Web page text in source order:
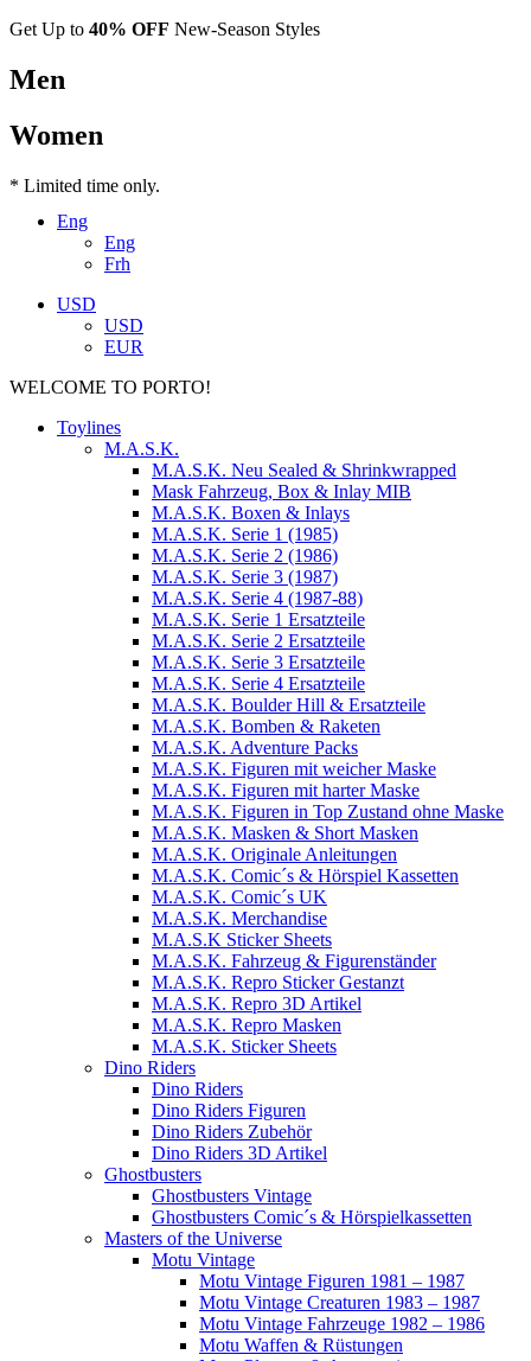
Get Up to 40% OFF New-Season Styles
Men
Women
* Limited time only.
Eng
Eng
Frh
USD
USD
EUR
WELCOME TO PORTO!
Toylines
M.A.S.K.
M.A.S.K. Neu Sealed & Shrinkwrapped
Mask Fahrzeug, Box & Inlay MIB
M.A.S.K. Boxen & Inlays
M.A.S.K. Serie 1 (1985)
M.A.S.K. Serie 2 (1986)
M.A.S.K. Serie 3 (1987)
M.A.S.K. Serie 4 (1987-88)
M.A.S.K. Serie 1 Ersatzteile
M.A.S.K. Serie 2 Ersatzteile
M.A.S.K. Serie 3 Ersatzteile
M.A.S.K. Serie 4 Ersatzteile
M.A.S.K. Boulder Hill & Ersatzteile
M.A.S.K. Bomben & Raketen
M.A.S.K. Adventure Packs
M.A.S.K. Figuren mit weicher Maske
M.A.S.K. Figuren mit harter Maske
M.A.S.K. Figuren in Top Zustand ohne Maske
M.A.S.K. Masken & Short Masken
M.A.S.K. Originale Anleitungen
M.A.S.K. Comic´s & Hörspiel Kassetten
M.A.S.K. Comic´s UK
M.A.S.K. Merchandise
M.A.S.K Sticker Sheets
M.A.S.K. Fahrzeug & Figurenständer
M.A.S.K. Repro Sticker Gestanzt
M.A.S.K. Repro 3D Artikel
M.A.S.K. Repro Masken
M.A.S.K. Sticker Sheets
Dino Riders
Dino Riders
Dino Riders Figuren
Dino Riders Zubehör
Dino Riders 3D Artikel
Ghostbusters
Ghostbusters Vintage
Ghostbusters Comic´s & Hörspielkassetten
Masters of the Universe
Motu Vintage
Motu Vintage Figuren 1981 – 1987
Motu Vintage Creaturen 1983 – 1987
Motu Vintage Fahrzeuge 1982 – 1986
Motu Waffen & Rüstungen